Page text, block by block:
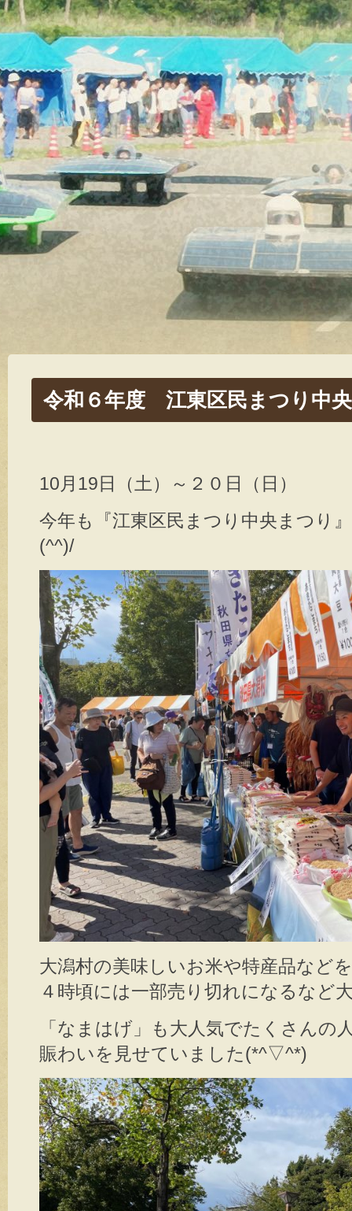
令和６年度 江東区民まつり中
10月19日（土）～２０日（日）
今年も『江東区民まつり中央まつり
(^^)/
大潟村の美味しいお米や特産品など
４時頃には一部売り切れになるなど
「なまはげ」も大人気でたくさんの
賑わいを見せていました(*^▽^*)